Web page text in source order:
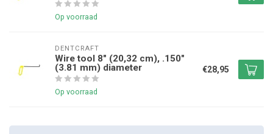
Op voorraad
DENTCRAFT
Wire tool 8" (20,32 cm), .150"
(3.81 mm) diameter
Op voorraad
€28,95